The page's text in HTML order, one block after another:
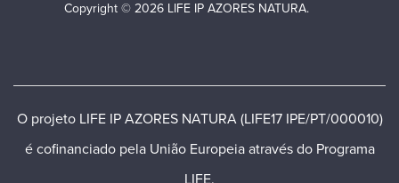
Copyright © 2026 LIFE IP AZORES NATURA.
O projeto LIFE IP AZORES NATURA (LIFE17 IPE/PT/000010)
é cofinanciado pela União Europeia através do Programa